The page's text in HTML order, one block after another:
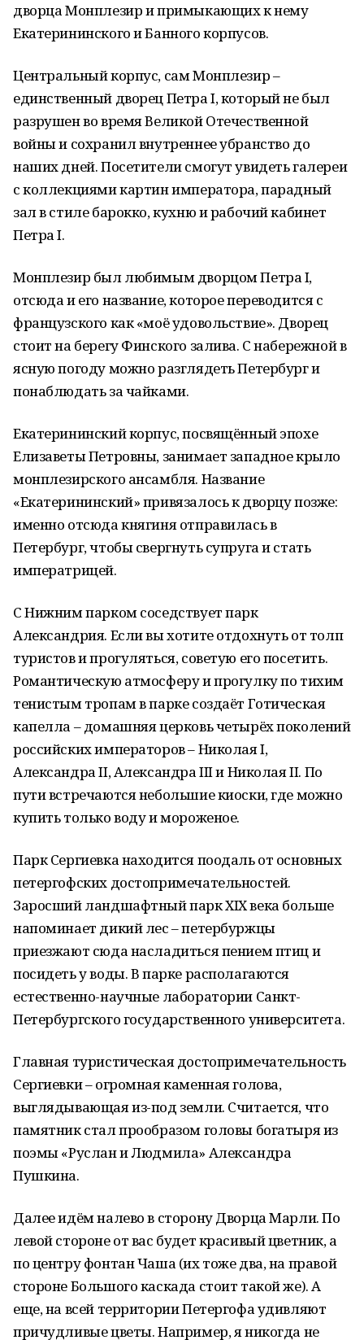
дворца Монплезир и примыкающих к нему
Екатерининского и Банного корпусов.
Центральный корпус, сам Монплезир –
единственный дворец Петра I, который не был
разрушен во время Великой Отечественной
войны и сохранил внутреннее убранство до
наших дней. Посетители смогут увидеть галереи
с коллекциями картин императора, парадный
зал в стиле барокко, кухню и рабочий кабинет
Петра I.
Монплезир был любимым дворцом Петра I,
отсюда и его название, которое переводится с
французского как «моё удовольствие». Дворец
стоит на берегу Финского залива. С набережной в
ясную погоду можно разглядеть Петербург и
понаблюдать за чайками.
Екатерининский корпус, посвящённый эпохе
Елизаветы Петровны, занимает западное крыло
монплезирского ансамбля. Название
«Екатерининский» привязалось к дворцу позже:
именно отсюда княгиня отправилась в
Петербург, чтобы свергнуть супруга и стать
императрицей.
С Нижним парком соседствует парк
Александрия. Если вы хотите отдохнуть от толп
туристов и прогуляться, советую его посетить.
Романтическую атмосферу и прогулку по тихим
тенистым тропам в парке создаёт Готическая
капелла – домашняя церковь четырёх поколений
российских императоров – Николая I,
Александра II, Александра III и Николая II. По
пути встречаются небольшие киоски, где можно
купить только воду и мороженое.
Парк Сергиевка находится поодаль от основных
петергофских достопримечательностей.
Заросший ландшафтный парк XIX века больше
напоминает дикий лес – петербуржцы
приезжают сюда насладиться пением птиц и
посидеть у воды. В парке располагаются
естественно-научные лаборатории Санкт-
Петербургского государственного университета.
Главная туристическая достопримечательность
Сергиевки – огромная каменная голова,
выглядывающая из-под земли. Считается, что
памятник стал прообразом головы богатыря из
поэмы «Руслан и Людмила» Александра
Пушкина.
Далее идём налево в сторону Дворца Марли. По
левой стороне от вас будет красивый цветник, а
по центру фонтан Чаша (их тоже два, на правой
стороне Большого каскада стоит такой же). А
еще, на всей территории Петергофа удивляют
причудливые цветы. Например, я никогда не